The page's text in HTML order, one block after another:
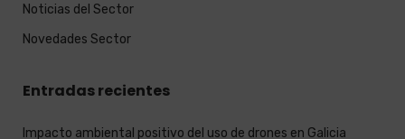
Noticias del Sector
Novedades Sector
Entradas recientes
Impacto ambiental positivo del uso de drones en Galicia